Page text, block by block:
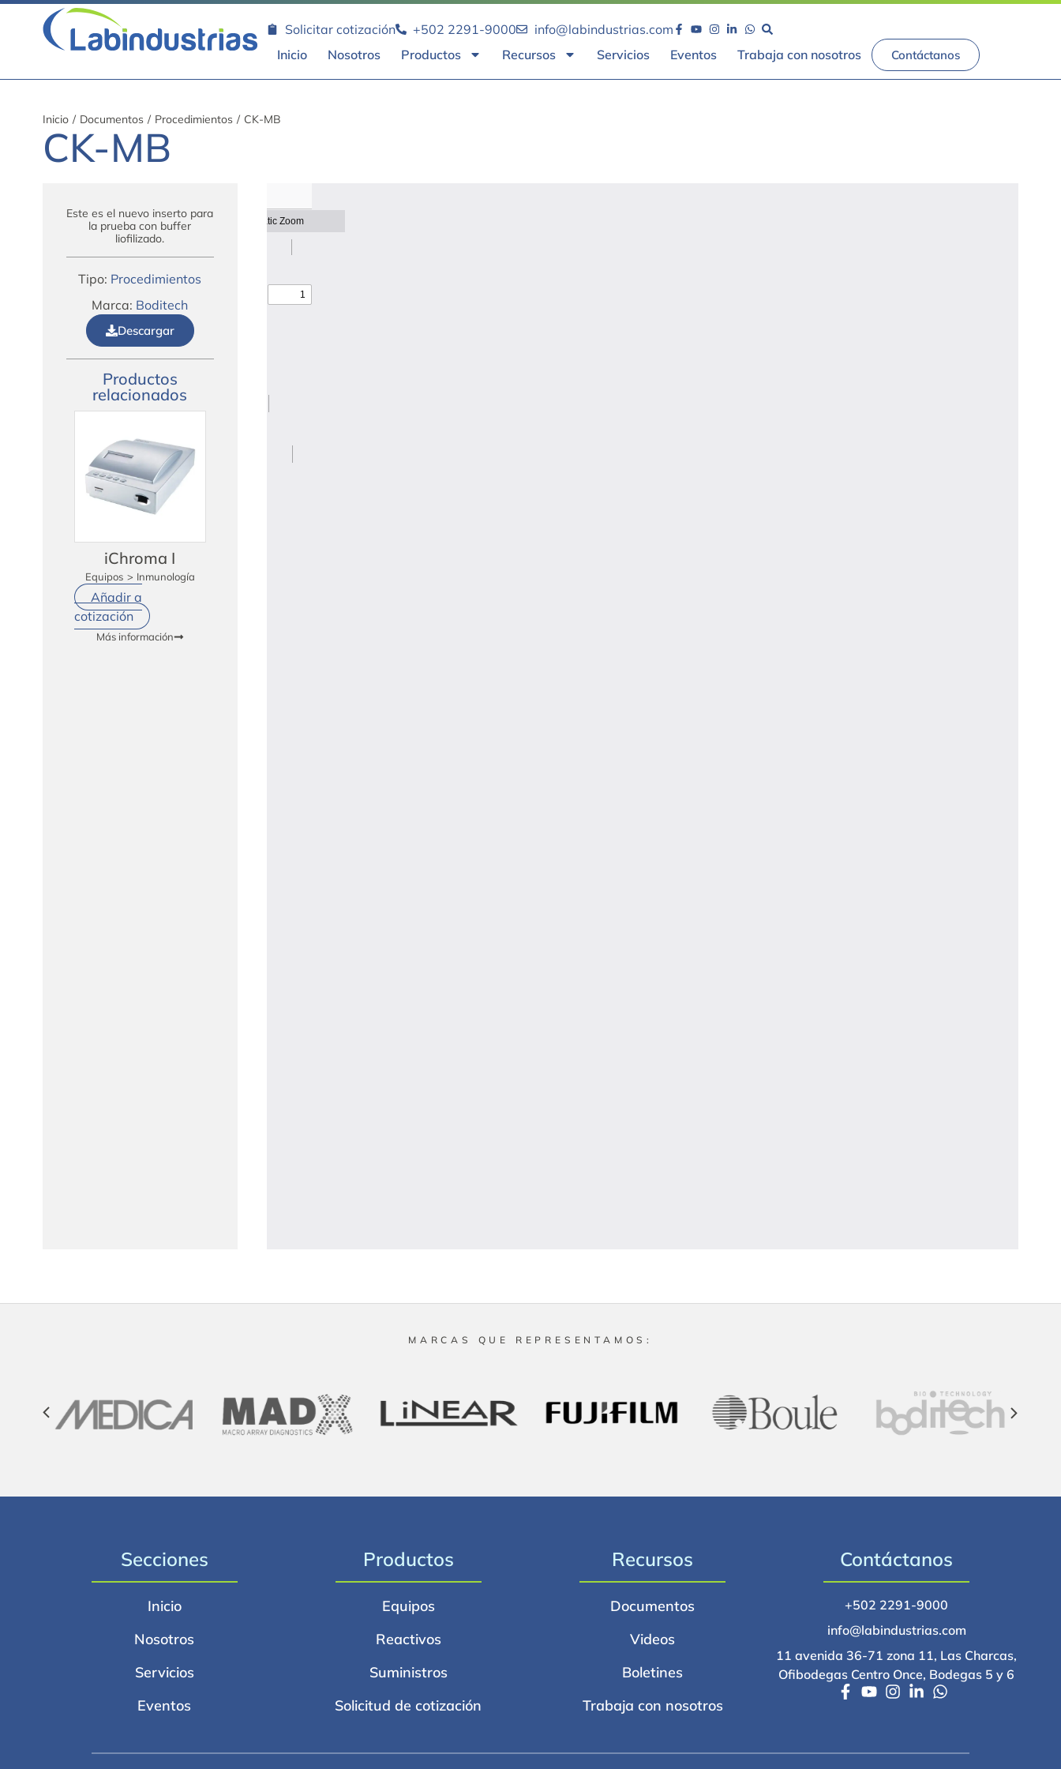
Solicitar cotización +502 2291-9000
info@labindustrias.com
Inicio
Nosotros Productos Recursos Servicios Eventos Trabaja con nosotros Contáctanos
Inicio / Documentos / Procedimientos / CK-MB
CK-MB
Este es el nuevo inserto para
la prueba con buffer
liofilizado.
Tipo: Procedimientos
Marca: Boditech
Descargar
Productos
relacionados
iChroma I
Equipos > Inmunología
Añadir a
cotización
Más información
MARCAS QUE REPRESENTAMOS:
Secciones
Inicio
Nosotros
Servicios
Eventos
Productos
Equipos
Reactivos
Suministros
Solicitud de cotización
Recursos
Documentos
Videos
Boletines
Trabaja con nosotros
Contáctanos
+502 2291-9000
info@labindustrias.com
11 avenida 36-71 zona 11, Las Charcas,
Ofibodegas Centro Once, Bodegas 5 y 6